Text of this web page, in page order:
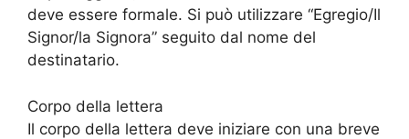
deve essere formale. Si può utilizzare “Egregio/Il
Signor/la Signora” seguito dal nome del
destinatario.
Corpo della lettera
Il corpo della lettera deve iniziare con una breve